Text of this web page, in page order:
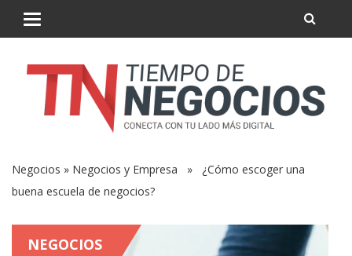
Negocios » Negocios y Empresa » ¿Cómo escoger una
buena escuela de negocios?
NEGOCIOS